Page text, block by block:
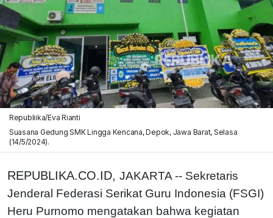
Republiika/Eva Rianti
Suasana Gedung SMK Lingga Kencana, Depok, Jawa Barat, Selasa
(14/5/2024).
REPUBLIKA.CO.ID, JAKARTA -- Sekretaris
Jenderal Federasi Serikat Guru Indonesia (FSGI)
Heru Purnomo mengatakan bahwa kegiatan